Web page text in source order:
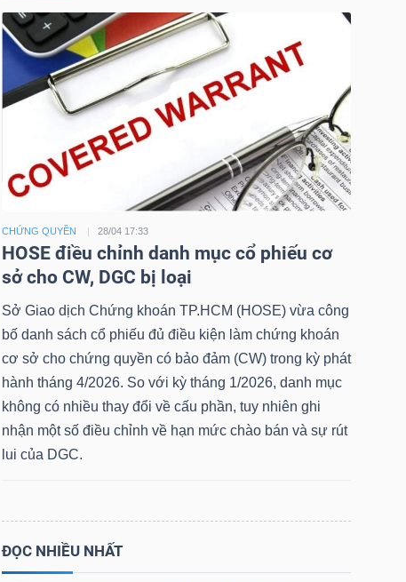
CHỨNG QUYỀN 28/04 17:33
HOSE điều chỉnh danh mục cổ phiếu cơ
sở cho CW, DGC bị loại
Sở Giao dịch Chứng khoán TP.HCM (HOSE) vừa công
bố danh sách cổ phiếu đủ điều kiện làm chứng khoán
cơ sở cho chứng quyền có bảo đảm (CW) trong kỳ phát
hành tháng 4/2026. So với kỳ tháng 1/2026, danh mục
không có nhiều thay đổi về cấu phần, tuy nhiên ghi
nhận một số điều chỉnh về hạn mức chào bán và sự rút
lui của DGC.
ĐỌC NHIỀU NHẤT